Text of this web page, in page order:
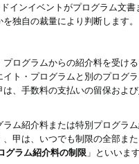
インイベントがプログラム文
独自の裁量により判断します。
ログラムからの紹介料を受け
ト・プログラムと別のプログ
、手数料の支払いの留保およ
ム紹介料または特別プログラ
、甲は、いつでも制限の全部
グラム紹介料の制限 」といいま